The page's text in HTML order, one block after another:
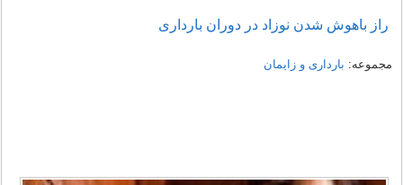
راز باهوش شدن نوزاد در دوران بارداری
مجموعه: بارداری و زایمان